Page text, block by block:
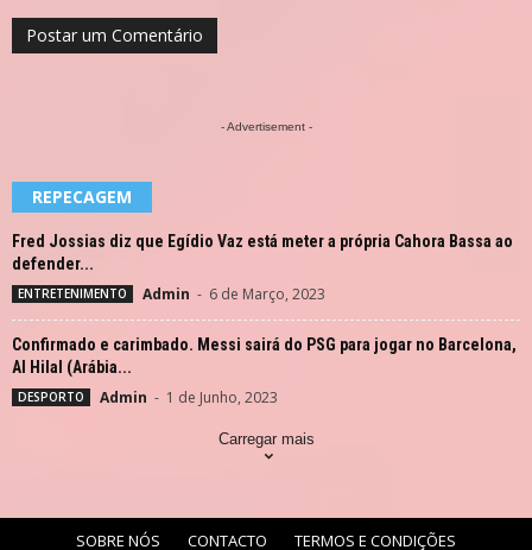
- Advertisement -
REPECAGEM
Fred Jossias diz que Egídio Vaz está meter a própria Cahora Bassa ao
defender...
ENTRETENIMENTO Admin - 6 de Março, 2023
Confirmado e carimbado. Messi sairá do PSG para jogar no Barcelona,
Al Hilal (Arábia...
DESPORTO Admin - 1 de Junho, 2023
Carregar mais
SOBRE NÓS CONTACTO TERMOS E CONDIÇÕES